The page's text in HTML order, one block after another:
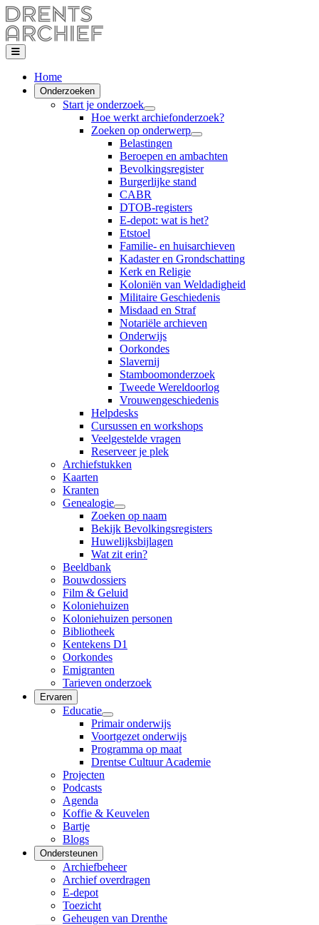
Home
Onderzoeken
Start je onderzoek
Hoe werkt archiefonderzoek?
Zoeken op onderwerp
Belastingen
Beroepen en ambachten
Bevolkingsregister
Burgerlijke stand
CABR
DTOB-registers
E-depot: wat is het?
Etstoel
Familie- en huisarchieven
Kadaster en Grondschatting
Kerk en Religie
Koloniën van Weldadigheid
Militaire Geschiedenis
Misdaad en Straf
Notariële archieven
Onderwijs
Oorkondes
Slavernij
Stamboomonderzoek
Tweede Wereldoorlog
Vrouwengeschiedenis
Helpdesks
Cursussen en workshops
Veelgestelde vragen
Reserveer je plek
Archiefstukken
Kaarten
Kranten
Genealogie
Zoeken op naam
Bekijk Bevolkingsregisters
Huwelijksbijlagen
Wat zit erin?
Beeldbank
Bouwdossiers
Film & Geluid
Koloniehuizen
Koloniehuizen personen
Bibliotheek
Kentekens D1
Oorkondes
Emigranten
Tarieven onderzoek
Ervaren
Educatie
Primair onderwijs
Voortgezet onderwijs
Programma op maat
Drentse Cultuur Academie
Projecten
Podcasts
Agenda
Koffie & Keuvelen
Bartje
Blogs
Ondersteunen
Archiefbeheer
Archief overdragen
E-depot
Toezicht
Geheugen van Drenthe